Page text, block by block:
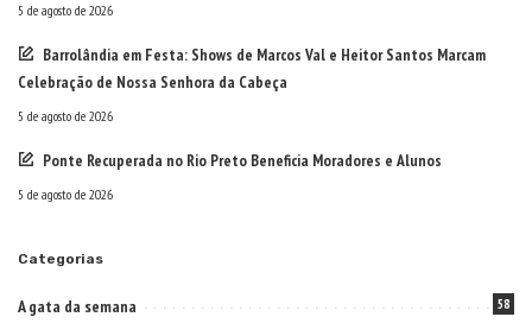
5 de agosto de 2026
Barrolândia em Festa: Shows de Marcos Val e Heitor Santos Marcam
Celebração de Nossa Senhora da Cabeça
5 de agosto de 2026
Ponte Recuperada no Rio Preto Beneficia Moradores e Alunos
5 de agosto de 2026
Categorias
A gata da semana 58